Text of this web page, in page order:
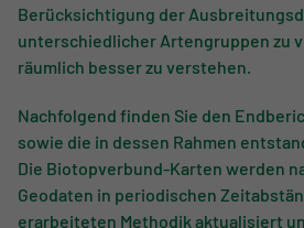
Berücksichtigung der
unterschiedlicher Artengruppen zu
räumlich besser zu verstehen.
Nachfolgend finden Sie den
sowie die in dessen Rahmen
Die Biotopverbund-Karten werden
Geodaten in periodischen
erarbeiteten Methodik aktualisiert